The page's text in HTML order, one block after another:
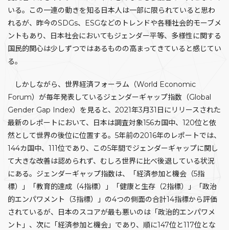
いる。この一連の動きを知る日本人は一部に限られていると思わ
れるが、昨今のSDGs、ESGなどのトレンドや各種社会的モーブメ
ントもあり、日本社会においてもジェンダー平等、多様性に関する
国民的関心は少しずつではあるものの高まってきていると感じてい
る。
しかしながら、世界経済フォーラム（World Economic
Forum）が毎年発表しているジェンダーギャップ指数（Global
Gender Gap Index）を見ると、2021年3月31日にリリースされた
最新のレポートにおいて、日本は調査対象156カ国中、120位と依
然として世界の後位に位置する。5年前の2016年のレポートでは、
144カ国中、111位であり、この5年間でジェンダーギャップに関し
て大きな改善は認められず、むしろ世界に比べ後退している状況
にある。ジェンダーギャップ指数は、「経済参加と機会（5指
標）」「教育的達成（4指標）」「健康と生存（2指標）」「政治
的エンパワメント（3指標）」の4つの側面の合計14指標から評価
されているが、日本のスコアが最も悪いのは「政治的エンパワメ
ント」、次に「経済参加と機会」であり、順に147位と117位とな